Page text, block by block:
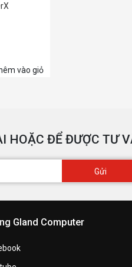
vào giỏ
HOẶC ĐỂ ĐƯỢC TƯ
Gửi
Gland Computer